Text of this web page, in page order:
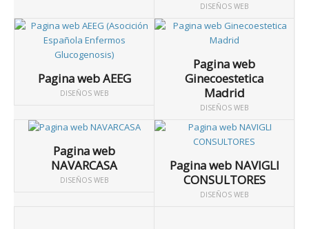
DISEÑOS WEB
Pagina web AEEG
DISEÑOS WEB
Pagina web
Ginecoestetica
Madrid
DISEÑOS WEB
Pagina web
NAVARCASA
DISEÑOS WEB
Pagina web NAVIGLI
CONSULTORES
DISEÑOS WEB